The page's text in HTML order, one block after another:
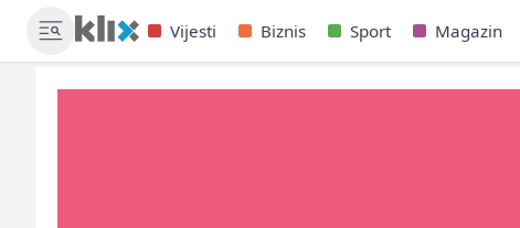
Vijesti Biznis Sport Magazin